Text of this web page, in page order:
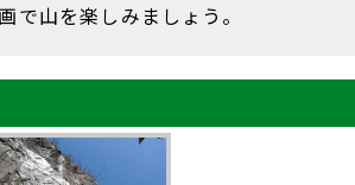
で山を楽しみましょう。